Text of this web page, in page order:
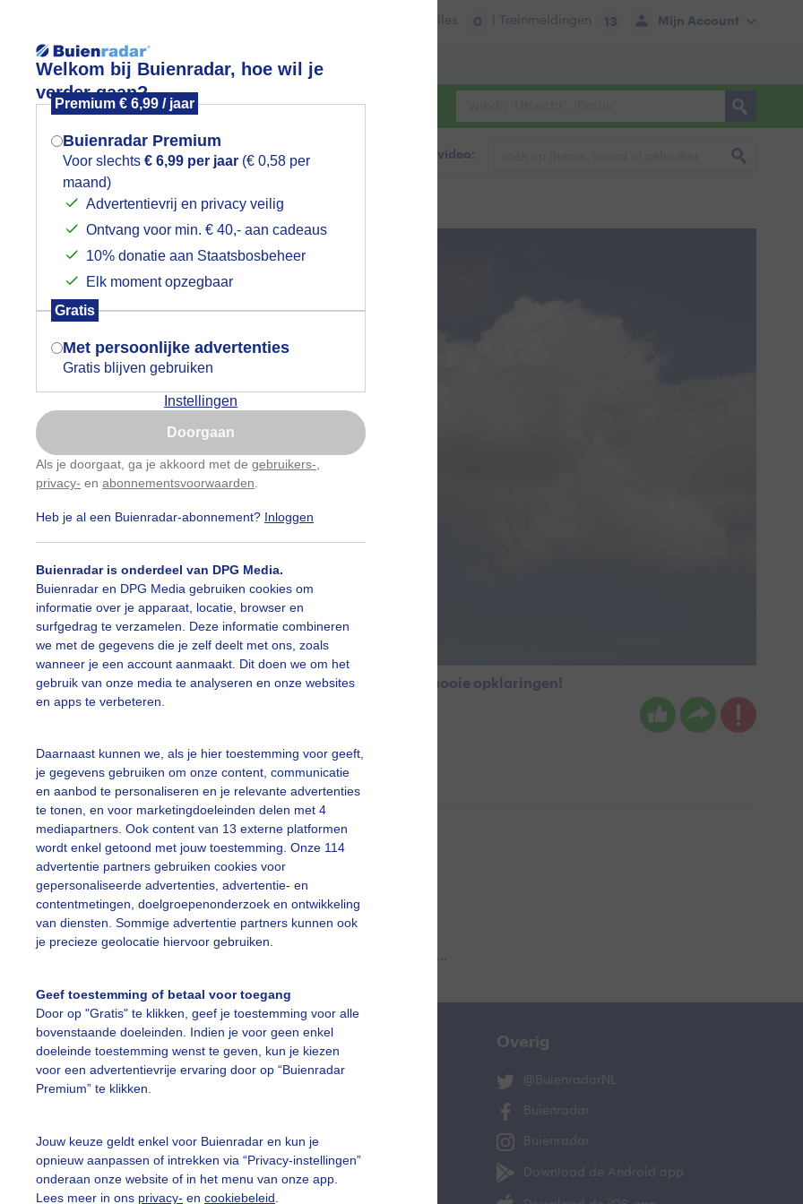
Welkom bij Buienradar, hoe wil je
verder gaan?
Premium € 6,99 / jaar
Buienradar Premium
Voor slechts € 6,99 per jaar (€ 0,58 per
maand)
Advertentievrij en privacy veilig
Ontvang voor min. € 40,- aan cadeaus
10% donatie aan Staatsbosbeheer
Elk moment opzegbaar
Gratis
Met persoonlijke advertenties
Gratis blijven gebruiken
Instellingen
Doorgaan
Als je doorgaat, ga je akkoord met de gebruikers-
privacy- en abonnementsvoorwaarden
Heb je al een Buienradar-abonnement? Inloggen
Buienradar is onderdeel van DPG Media.
Buienradar en DPG Media gebruiken cookies om
informatie over je apparaat, locatie, browser en
surfgedrag te verzamelen. Deze informatie combineren
we met de gegevens die je zelf deelt met ons, zoals
wanneer je een account aanmaakt. Dit doen we om het
gebruik van onze media te analyseren en onze websites
en apps te verbeteren.
Daarnaast kunnen we, als je hier toestemming voor geeft,
je gegevens gebruiken om onze content, communicatie
en aanbod te personaliseren en je relevante advertenties
te tonen, en voor marketingdoeleinden delen met 4
mediapartners. Ook content van 13 externe platformen
wordt enkel getoond met jouw toestemming. Onze 114
advertentie partners gebruiken cookies voor
gepersonaliseerde advertenties, advertentie- en
contentmetingen, doelgroepenonderzoek en ontwikkeling
van diensten. Sommige advertentie partners kunnen ook
je precieze geolocatie hiervoor gebruiken.
Geef toestemming of betaal voor toegang
Door op "Gratis" te klikken, geef je toestemming voor alle
bovenstaande doeleinden. Indien je voor geen enkel
doeleinde toestemming wenst te geven, kun je kiezen
voor een advertentievrije ervaring door op “Buienradar
Premium” te klikken.
Jouw keuze geldt enkel voor Buienradar en kun je
opnieuw aanpassen of intrekken via “Privacy-instellingen”
onderaan onze website of in het menu van onze app.
Lees meer in ons privacy- en cookiebeleid
Mijn Account
Files 0 | Treinmeldingen 13
Lees meer.
Foto en video Weerzine
Zoeken in foto & video:
opklaringen na de buien
buien waren eindelijk verdwenen, het werd hoog tijd voor wat mooie opklaringen!
Lente
slideshow
vragen
Mijn weer
De Bilt
Overig
@BuienradarNL
Buienradar
Buienradar
Download de Android app
Mogen we je locatie gebruiken voor
het weer?
Indien je hier nog geen akkoord op hebt
gegeven, verschijnt er zo een pop-up uit
je browser waarin deze toestemming
gevraagd wordt.
Is goed, toon de popup
Nu niet, misschien later
Gebruik je Safari en wil je niet elke dag deze pop-up
Klikhierom dit aan te passen